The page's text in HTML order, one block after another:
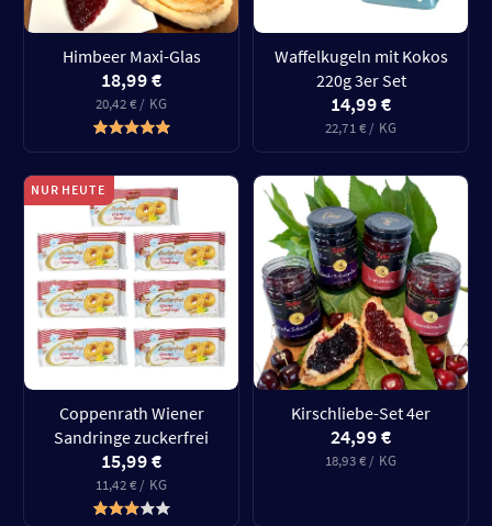
Himbeer Maxi-Glas
18,99 €
20,42 € / KG
Waffelkugeln mit Kokos
220g 3er Set
14,99 €
22,71 € / KG
NUR HEUTE
Coppenrath Wiener
Sandringe zuckerfrei
15,99 €
11,42 € / KG
Kirschliebe-Set 4er
24,99 €
18,93 € / KG